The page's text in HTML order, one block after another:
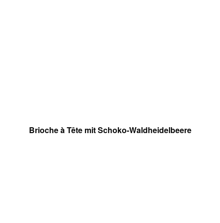
Brioche à Tête mit Schoko-Waldheidelbeere